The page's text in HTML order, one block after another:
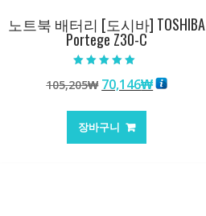
노트북 배터리 [도시바] TOSHIBA
Portege Z30-C
5.00
로 평가됨
105,205₩ 원
가
격:
70,146₩현
장바구니